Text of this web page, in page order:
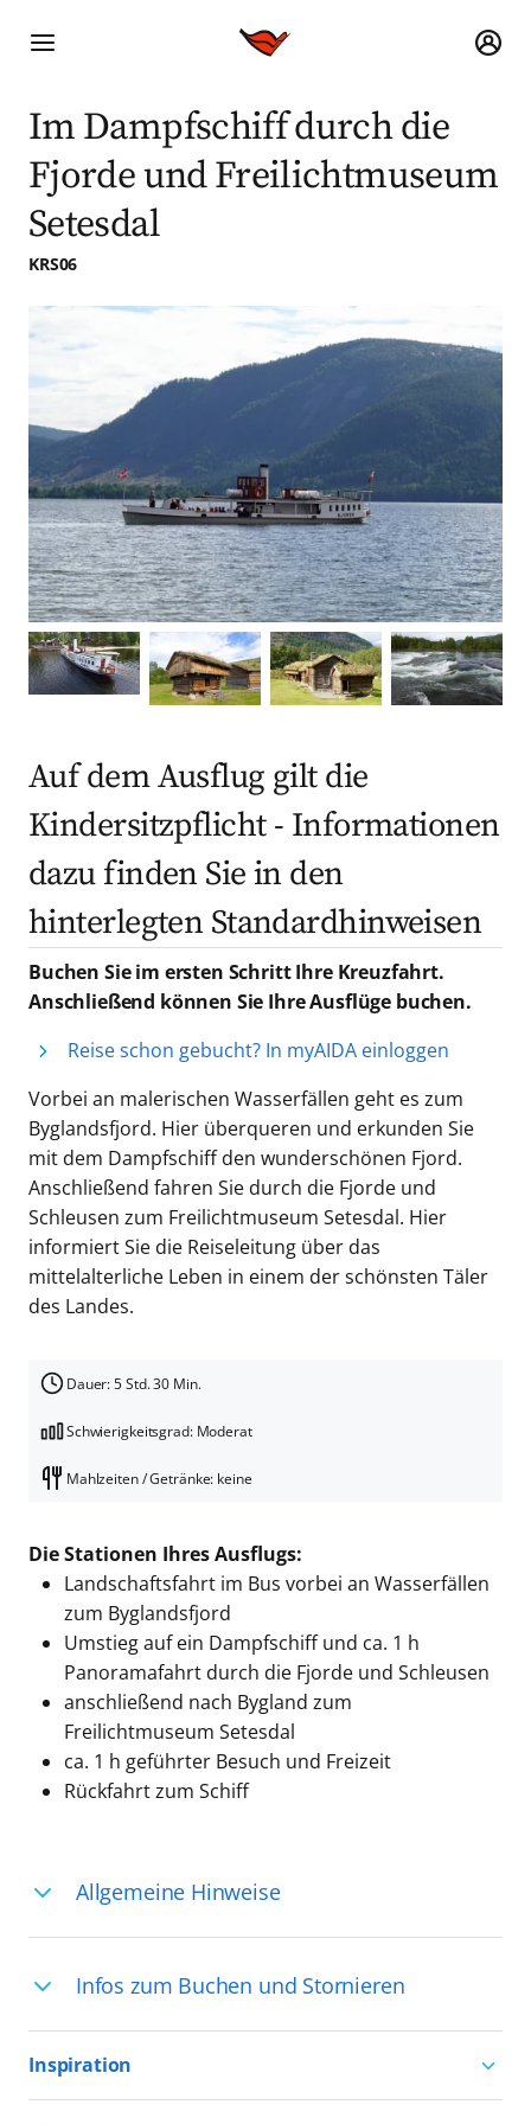
Im Dampfschiff durch die
Fjorde und Freilichtmuseum
Setesdal
KRS06
Auf dem Ausflug gilt die
Kindersitzpflicht - Informationen
dazu finden Sie in den
hinterlegten Standardhinweisen
Buchen Sie im ersten Schritt Ihre Kreuzfahrt.
Anschließend können Sie Ihre Ausflüge buchen.
Reise schon gebucht? In myAIDA einloggen
Vorbei an malerischen Wasserfällen geht es zum
Byglandsfjord. Hier überqueren und erkunden Sie
mit dem Dampfschiff den wunderschönen Fjord.
Anschließend fahren Sie durch die Fjorde und
Schleusen zum Freilichtmuseum Setesdal. Hier
informiert Sie die Reiseleitung über das
mittelalterliche Leben in einem der schönsten Täler
des Landes.
Dauer: 5 Std. 30 Min.
Schwierigkeitsgrad: Moderat
Mahlzeiten / Getränke: keine
Die Stationen Ihres Ausflugs:
Landschaftsfahrt im Bus vorbei an Wasserfällen
zum Byglandsfjord
Umstieg auf ein Dampfschiff und ca. 1 h
Panoramafahrt durch die Fjorde und Schleusen
anschließend nach Bygland zum
Freilichtmuseum Setesdal
ca. 1 h geführter Besuch und Freizeit
Rückfahrt zum Schiff
Allgemeine Hinweise
Deutschsprachige Reiseleiter:innen sind
in vielen Regionen verfügbar, aber in
einigen Ländern selten, sodass dort
englischsprachige Expert:innen die
Infos zum Buchen und Stornieren
Inspiration